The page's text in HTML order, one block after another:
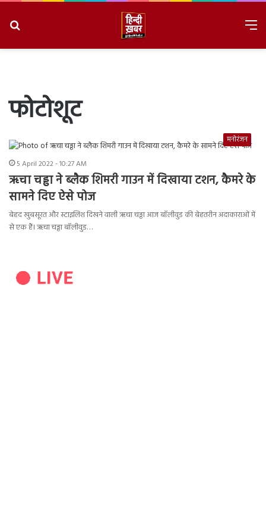
फोटोशूट
मनोरंजन
5 April 2022 - 10:27 AM
ऋचा चड्ढा ने ब्लैक शिमरी गाउन में दिखाया टशन, कैमरे के
सामने दिए ऐसे पोज
बेहद खुबसूरत और स्टाइलिश दिखने वाली ऋचा चड्ढा आज बॉलीवुड की बेहतरीन अदाकाराओं में
से एक हैं। ऋचा चड्ढा बॉलीवुड…